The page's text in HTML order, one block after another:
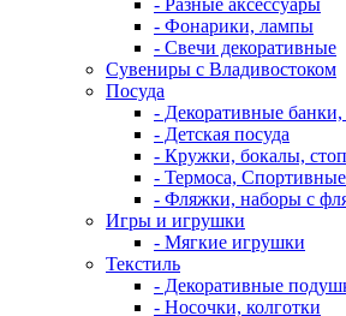
- Разные аксессуары
- Фонарики, лампы
- Свечи декоративные
Сувениры с Владивостоком
Посуда
- Декоративные банки,
- Детская посуда
- Кружки, бокалы,
- Термоса,
- Фляжки, наборы с
Игры и игрушки
- Мягкие игрушки
Текстиль
- Декоративные
- Носочки, колготки